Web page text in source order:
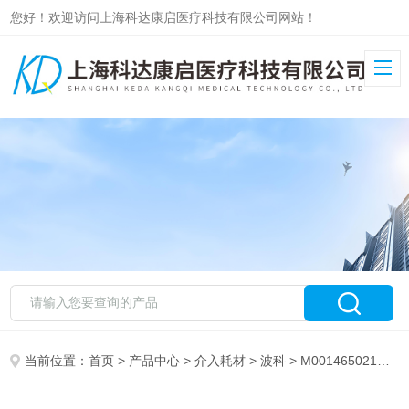
您好！欢迎访问上海科达康启医疗科技有限公司网站！
当前位置：首页 > 产品中心 >介入耗材 >波科 > M001465021波科导丝